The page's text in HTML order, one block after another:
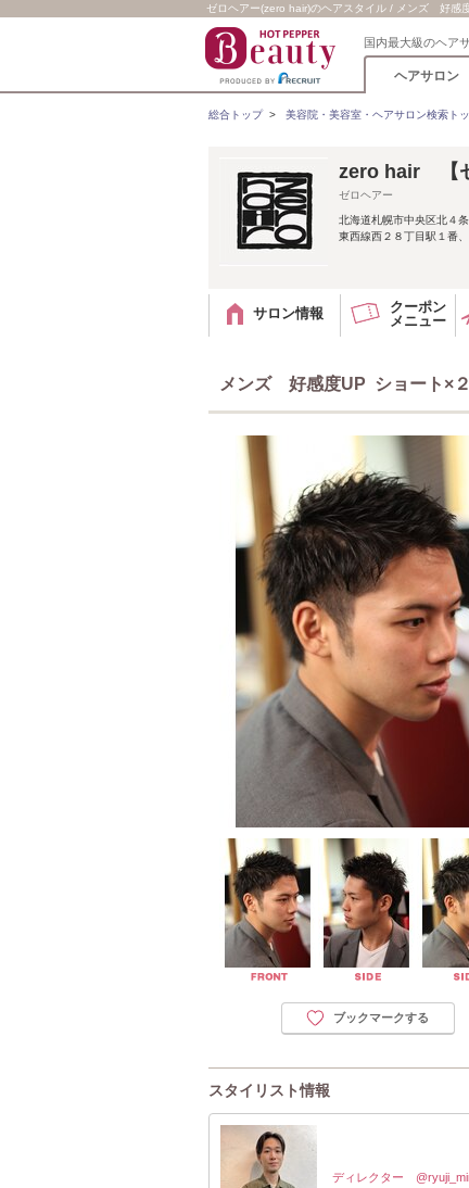
ゼロヘアー(zero hair)のヘアスタイル / メンズ 好感
国内最大級のヘア
ヘアサロン
総合トップ> 美容院・美容室・ヘアサロン検索ト
zero hair 【
ゼロヘアー
北海道札幌市中央区北４
東西線西２８丁目駅１番
サロン情報
クーポン
メニュー
メンズ 好感度UP ショート×
ブックマークする
スタイリスト情報
ディレクター